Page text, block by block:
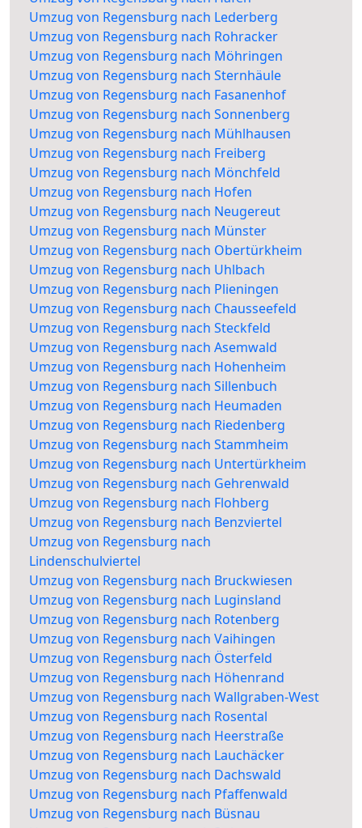
Umzug von Regensburg nach Lederberg
Umzug von Regensburg nach Rohracker
Umzug von Regensburg nach Möhringen
Umzug von Regensburg nach Sternhäule
Umzug von Regensburg nach Fasanenhof
Umzug von Regensburg nach Sonnenberg
Umzug von Regensburg nach Mühlhausen
Umzug von Regensburg nach Freiberg
Umzug von Regensburg nach Mönchfeld
Umzug von Regensburg nach Hofen
Umzug von Regensburg nach Neugereut
Umzug von Regensburg nach Münster
Umzug von Regensburg nach Obertürkheim
Umzug von Regensburg nach Uhlbach
Umzug von Regensburg nach Plieningen
Umzug von Regensburg nach Chausseefeld
Umzug von Regensburg nach Steckfeld
Umzug von Regensburg nach Asemwald
Umzug von Regensburg nach Hohenheim
Umzug von Regensburg nach Sillenbuch
Umzug von Regensburg nach Heumaden
Umzug von Regensburg nach Riedenberg
Umzug von Regensburg nach Stammheim
Umzug von Regensburg nach Untertürkheim
Umzug von Regensburg nach Gehrenwald
Umzug von Regensburg nach Flohberg
Umzug von Regensburg nach Benzviertel
Umzug von Regensburg nach
Lindenschulviertel
Umzug von Regensburg nach Bruckwiesen
Umzug von Regensburg nach Luginsland
Umzug von Regensburg nach Rotenberg
Umzug von Regensburg nach Vaihingen
Umzug von Regensburg nach Österfeld
Umzug von Regensburg nach Höhenrand
Umzug von Regensburg nach Wallgraben-West
Umzug von Regensburg nach Rosental
Umzug von Regensburg nach Heerstraße
Umzug von Regensburg nach Lauchäcker
Umzug von Regensburg nach Dachswald
Umzug von Regensburg nach Pfaffenwald
Umzug von Regensburg nach Büsnau